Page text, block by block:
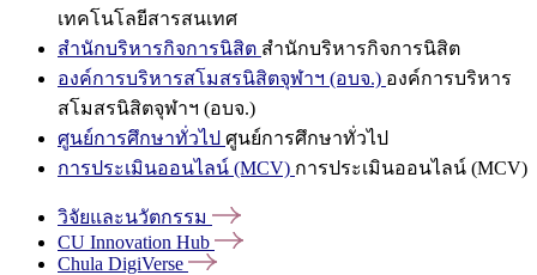
เทคโนโลยีสารสนเทศ
สำนักบริหารกิจการนิสิต สำนักบริหารกิจการนิสิต
องค์การบริหารสโมสรนิสิตจุฬาฯ (อบจ.) องค์การบริหาร
สโมสรนิสิตจุฬาฯ (อบจ.)
ศูนย์การศึกษาทั่วไป ศูนย์การศึกษาทั่วไป
การประเมินออนไลน์ (MCV) การประเมินออนไลน์ (MCV)
วิจัยและนวัตกรรม
CU Innovation Hub
Chula DigiVerse